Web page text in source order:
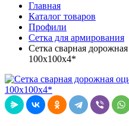
Главная
Каталог товаров
Профили
Сетка для армирования
Сетка сварная
100х100х4*